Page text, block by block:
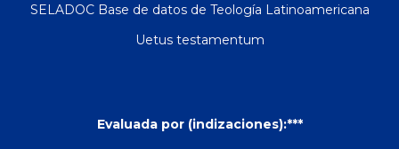
SELADOC Base de datos de Teología Latinoamericana
Uetus testamentum
Evaluada por (indizaciones):***